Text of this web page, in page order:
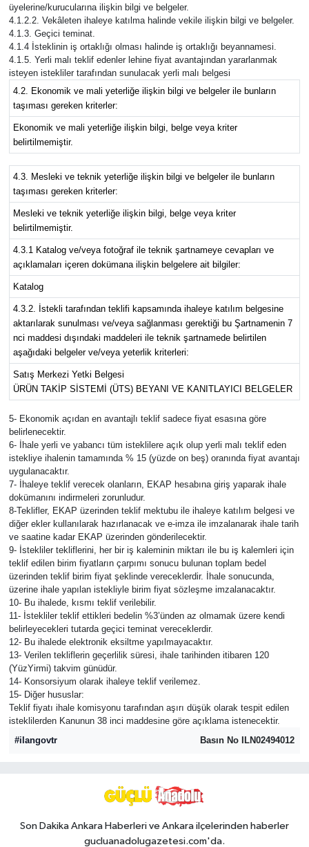
üyelerine/kurucularına ilişkin bilgi ve belgeler.
4.1.2.2. Vekâleten ihaleye katılma halinde vekile ilişkin bilgi ve belgeler.
4.1.3. Geçici teminat.
4.1.4 İsteklinin iş ortaklığı olması halinde iş ortaklığı beyannamesi.
4.1.5. Yerli malı teklif edenler lehine fiyat avantajından yararlanmak
isteyen istekliler tarafından sunulacak yerli malı belgesi
4.2. Ekonomik ve mali yeterliğe ilişkin bilgi ve belgeler ile bunların
taşıması gereken kriterler:
Ekonomik ve mali yeterliğe ilişkin bilgi, belge veya kriter
belirtilmemiştir.
4.3. Mesleki ve teknik yeterliğe ilişkin bilgi ve belgeler ile bunların
taşıması gereken kriterler:
Mesleki ve teknik yeterliğe ilişkin bilgi, belge veya kriter
belirtilmemiştir.
4.3.1 Katalog ve/veya fotoğraf ile teknik şartnameye cevapları ve
açıklamaları içeren dokümana ilişkin belgelere ait bilgiler:
Katalog
4.3.2. İstekli tarafından teklifi kapsamında ihaleye katılım belgesine
aktarılarak sunulması ve/veya sağlanması gerektiği bu Şartnamenin 7
nci maddesi dışındaki maddeleri ile teknik şartnamede belirtilen
aşağıdaki belgeler ve/veya yeterlik kriterleri:
Satış Merkezi Yetki Belgesi
ÜRÜN TAKİP SİSTEMİ (ÜTS) BEYANI VE KANITLAYICI BELGELER
5- Ekonomik açıdan en avantajlı teklif sadece fiyat esasına göre
belirlenecektir.
6- İhale yerli ve yabancı tüm isteklilere açık olup yerli malı teklif eden
istekliye ihalenin tamamında % 15 (yüzde on beş) oranında fiyat avantajı
uygulanacaktır.
7- İhaleye teklif verecek olanların, EKAP hesabına giriş yaparak ihale
dokümanını indirmeleri zorunludur.
8-Teklifler, EKAP üzerinden teklif mektubu ile ihaleye katılım belgesi ve
diğer ekler kullanılarak hazırlanacak ve e-imza ile imzalanarak ihale tarih
ve saatine kadar EKAP üzerinden gönderilecektir.
9- İstekliler tekliflerini, her bir iş kaleminin miktarı ile bu iş kalemleri için
teklif edilen birim fiyatların çarpımı sonucu bulunan toplam bedel
üzerinden teklif birim fiyat şeklinde vereceklerdir. İhale sonucunda,
üzerine ihale yapılan istekliyle birim fiyat sözleşme imzalanacaktır.
10- Bu ihalede, kısmı teklif verilebilir.
11- İstekliler teklif ettikleri bedelin %3’ünden az olmamak üzere kendi
belirleyecekleri tutarda geçici teminat vereceklerdir.
12- Bu ihalede elektronik eksiltme yapılmayacaktır.
13- Verilen tekliflerin geçerlilik süresi, ihale tarihinden itibaren 120
(YüzYirmi) takvim günüdür.
14- Konsorsiyum olarak ihaleye teklif verilemez.
15- Diğer hususlar:
Teklif fiyatı ihale komisyonu tarafından aşırı düşük olarak tespit edilen
isteklilerden Kanunun 38 inci maddesine göre açıklama istenecektir.
#ilangovtr
Basın No ILN02494012
Son Dakika Ankara Haberleri ve Ankara ilçelerinden haberler
gucluanadolugazetesi.com'da.